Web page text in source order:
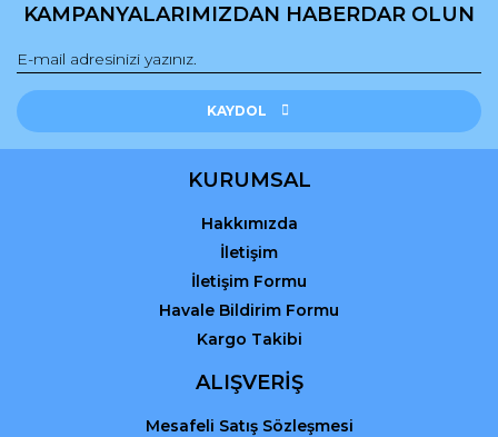
Görüş ve önerileriniz için teşekkür ederiz.
Ürün resmi kalitesiz, bozuk veya görüntülenemiyor.
Ürün açıklamasında eksik bilgiler bulunuyor.
Ürün fiyatı diğer sitelerden daha pahalı.
Gönder
KAMPANYALARIMIZDAN HABERDAR OLUN
KAYDOL
KURUMSAL
Hakkımızda
İletişim
İletişim Formu
Havale Bildirim Formu
Kargo Takibi
ALIŞVERİŞ
Mesafeli Satış Sözleşmesi